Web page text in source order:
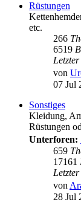
Rüstungen
etc.
266
6519
von
07 Jul
Sonstiges
Kleidung,
Rüstungen
Unterforen:
659
17161
von
28 Jul